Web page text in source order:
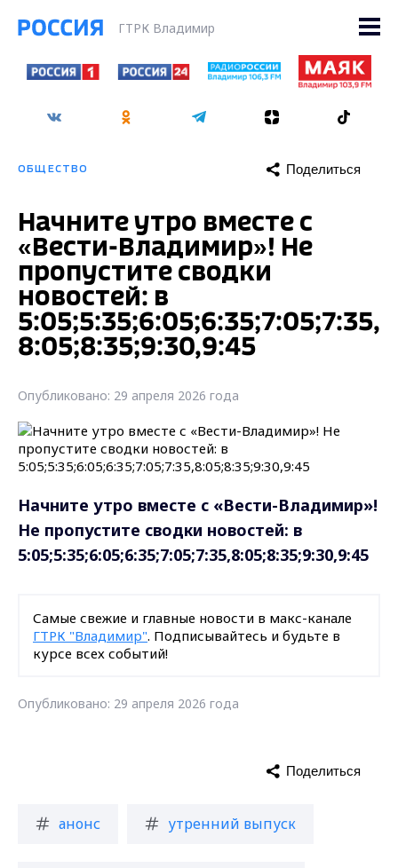
ГТРК Владимир
ОБЩЕСТВО Поделиться
Начните утро вместе с
«Вести-Владимир»! Не
пропустите сводки
новостей: в
5:05;5:35;6:05;6:35;7:05;7:35,
8:05;8:35;9:30,9:45
Опубликовано: 29 апреля 2026 года
Начните утро вместе с «Вести-Владимир»!
Не пропустите сводки новостей: в
5:05;5:35;6:05;6:35;7:05;7:35,8:05;8:35;9:30,9:45
Самые свежие и главные новости в макс-канале
ГТРК "Владимир". Подписывайтесь и будьте в
курсе всех событий!
Опубликовано: 29 апреля 2026 года
анонс утренний выпуск
Поделиться